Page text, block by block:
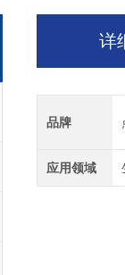
详
品牌
应用领域